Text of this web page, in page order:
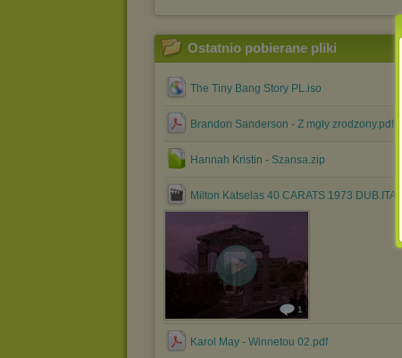
Ostatnio pobierane pliki
The Tiny Bang Story PL.iso
Brandon Sanderson - Z mgły zrodzony.pdf
Hannah Kristin - Szansa.zip
Milton Katselas 40 CARATS 1973
1
Karol May - Winnetou 02.pdf